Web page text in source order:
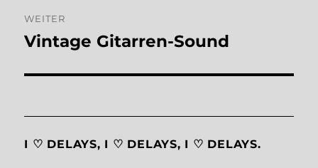
WEITER
Nächster
Vintage Gitarren-Sound
I ♡ DELAYS, I ♡ DELAYS, I ♡ DELAYS.